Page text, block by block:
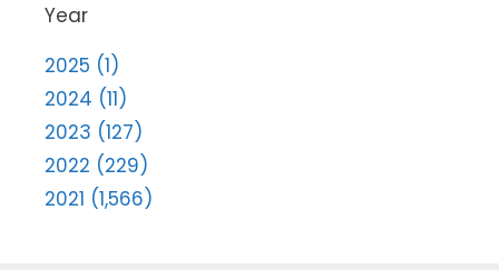
Year
2025 (1)
2024 (11)
2023 (127)
2022 (229)
2021 (1,566)